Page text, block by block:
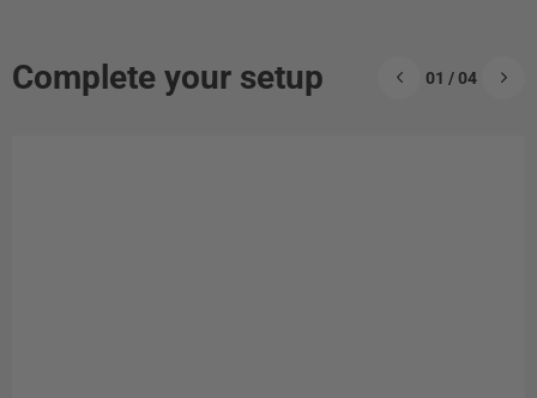
Complete your setup 01 / 04